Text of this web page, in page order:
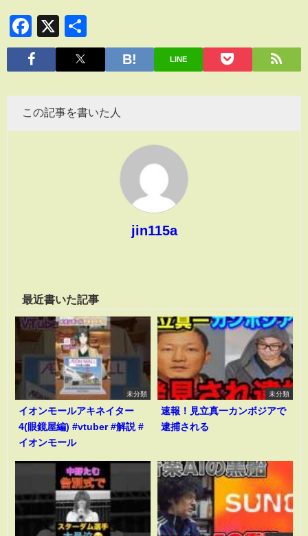
Facebook
X
有
LINE
この記事を書いた人
jin115a
最近書いた記事
未分類
イオンモールアキネイター
4(眼鏡屋編) #vtuber #解説 #
イオンモール
未分類
速報！見立真一カンボジアで
逮捕される